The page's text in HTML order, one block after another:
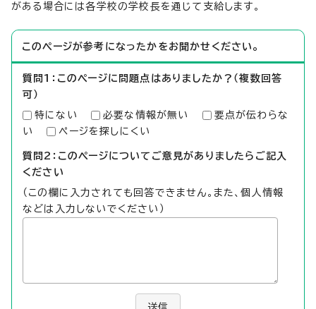
がある場合には各学校の学校長を通じて支給します。
このページが参考になったかをお聞かせください。
質問1：このページに問題点はありましたか？（複数回答
可）
特にない 必要な情報が無い
要点が伝わらな
い
ページを探しにくい
質問2：このページについてご意見がありましたらご記入
ください
（この欄に入力されても回答できません。また、個人情報
などは入力しないでください）
送信